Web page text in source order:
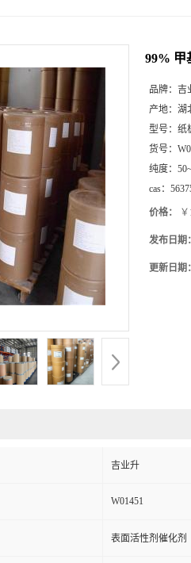
99% 甲
品牌： 吉
产地： 湖
型号： 纸
货号：
纯度：
cas：
价格：
发布日期：
更新日期：
吉业升
W01451
表面活性剂催化剂